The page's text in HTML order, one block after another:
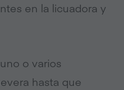
en la licuadora y
o varios
hasta que